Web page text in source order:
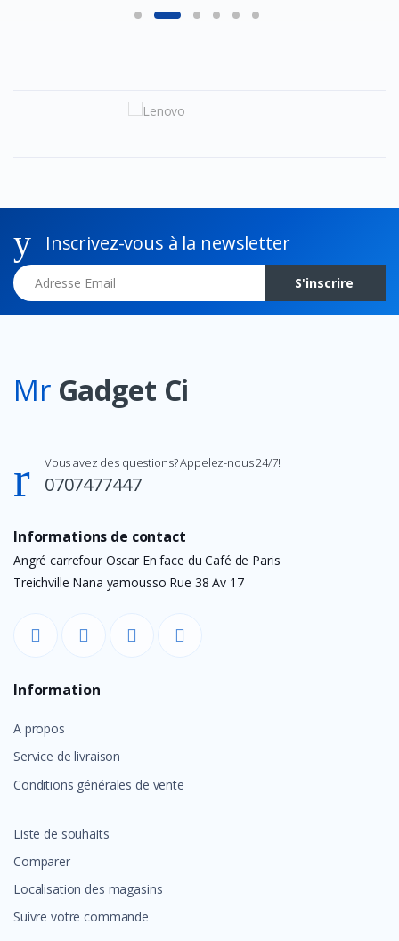
Inscrivez-vous à la newsletter
Adresse Email
S'inscrire
Mr Gadget Ci
Vous avez des questions? Appelez-nous 24/7!
0707477447
Informations de contact
Angré carrefour Oscar En face du Café de Paris
Treichville Nana yamousso Rue 38 Av 17
Information
A propos
Service de livraison
Conditions générales de vente
Liste de souhaits
Comparer
Localisation des magasins
Suivre votre commande